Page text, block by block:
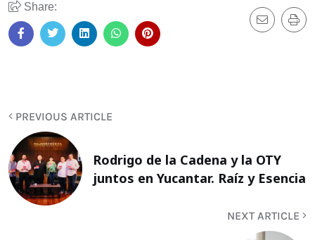
Share:
PREVIOUS ARTICLE
Rodrigo de la Cadena y la OTY
juntos en Yucantar. Raíz y Esencia
NEXT ARTICLE